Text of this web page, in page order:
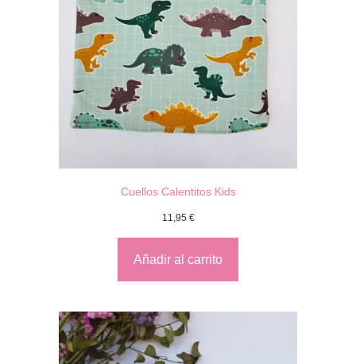
Cuellos Calentitos Kids
11,95 €
Añadir al carrito